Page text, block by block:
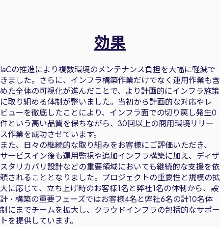
効果
IaCの推進により複数環境のメンテナンス負担を大幅に軽減で
きました。さらに、インフラ構築作業だけでなく運用作業も含
めた全体の可視化が進んだことで、より計画的にインフラ施策
に取り組める体制が整いました。当初から計画的な対応やレ
ビューを徹底したことにより、インフラ面での切り戻し発生0
件という高い品質を保ちながら、30回以上の商用環境リリー
ス作業を成功させています。
また、日々の継続的な取り組みをお客様にご評価いただき、
サービスイン後も運用監視や追加インフラ構築に加え、ディザ
スタリカバリ設計などの重要領域においても継続的な支援を依
頼されることとなりました。プロジェクトの重要性と規模の拡
大に応じて、立ち上げ時のお客様1名と弊社1名の体制から、設
計・構築の重要フェーズではお客様4名と弊社6名の計10名体
制にまでチームを拡大し、クラウドインフラの包括的なサポー
トを提供しています。